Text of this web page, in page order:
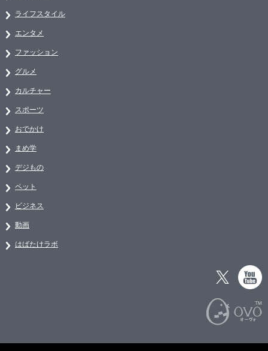
ライフスタイル
エンタメ
ファッション
グルメ
カルチャー
スポーツ
おでかけ
まめ学
デジもの
ペット
ビジネス
動画
はばたけラボ